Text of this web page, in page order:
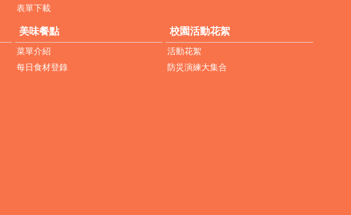
表單下載
美味餐點
菜單介紹
每日食材登錄
校園活動花絮
活動花絮
防災演練大集合